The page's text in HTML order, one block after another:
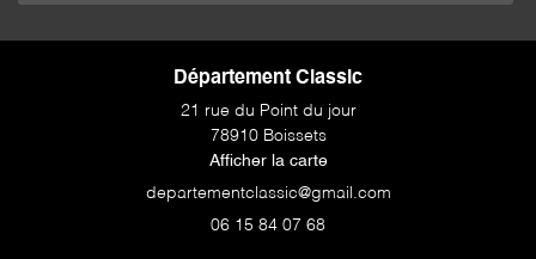
Département Classic
21 rue du Point du jour
78910 Boissets
Afficher la carte
06 15 84 07 68